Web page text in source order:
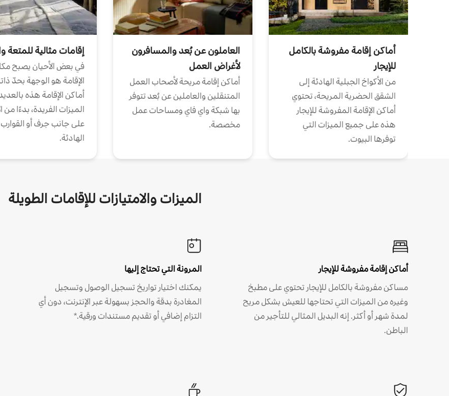
أماكن إقامة مفروشة بالكامل
للإيجار
من الأكواخ الجبلية الهادئة إلى
الشقق الحضرية المريحة، تحتوي
أماكن الإقامة المفروشة للإيجار
هذه على جميع الميزات التي
توفرها البيوت.
العاملون عن بُعد والمسافرون
لأغراض العمل
أماكن إقامة مريحة لأصحاب العمل
المتنقلين والعاملين عن بُعد تتوفر
بها شبكة واي فاي ومساحات عمل
مخصصة.
إقامات مثالية للمتعة
في بعض الأحيان يصبح
الإقامة هو الوجهة بحدّ
أماكن الإقامة هذه
الميزات الفريدة، بدءًا من
على جانب جرف أو
الهادئة.
الميزات والامتيازات للإقامات الطويلة
أماكن إقامة مفروشة للإيجار
مساكن مفروشة بالكامل للإيجار تحتوي على مطبخ
وغيره من الميزات التي تحتاجها للعيش بشكل مريح
لمدة شهر أو أكثر. إنه البديل المثالي للتأجير من
الباطن.
المرونة التي تحتاج إليها
يمكنك اختيار تواريخ تسجيل الوصول وتسجيل
المغادرة بدقة والحجز بسهولة عبر الإنترنت، دون أي
التزام إضافي أو تقديم مستندات ورقية.*